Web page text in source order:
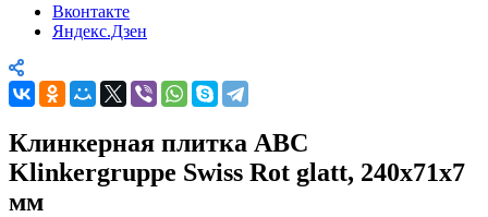
Вконтакте
Яндекс.Дзен
Клинкерная плитка ABC
Klinkergruppe Swiss Rot glatt, 240х71х7
мм